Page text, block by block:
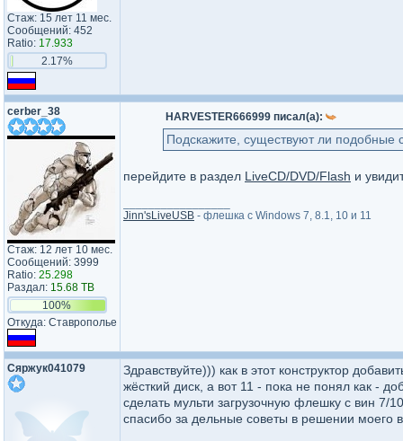
Стаж: 15 лет 11 мес.
Сообщений: 452
Ratio: 17.933
2.17%
cerber_38
Стаж: 12 лет 10 мес.
Сообщений: 3999
Ratio: 25.298
Раздал: 15.68 TB
100%
Откуда: Ставрополье
HARVESTER666999 писал(а):
Подскажите, существуют ли подобные
перейдите в раздел LiveCD/DVD/Flash и
Jinn'sLiveUSB - флешка с Windows 7, 8.1, 10 и 11
Сяржук041079
Здравствуйте))) как в этот конструктор
жёсткий диск, а вот 11 - пока не понял как -
сделать мульти загрузочную флешку с вин 7/
спасибо за дельные советы в решении моего